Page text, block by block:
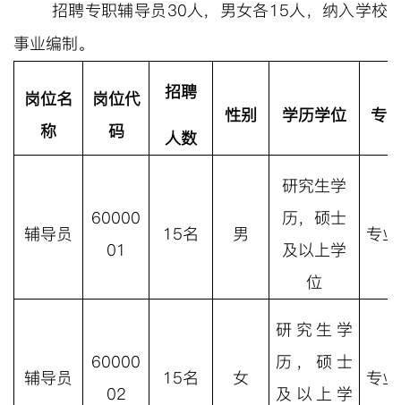
招聘专职辅导员 30人， 男女各15人，纳入学校
事业编制。
岗位名
称
岗位代
码
招聘
人数
性别 学历学位 专
辅导员
60000
01
15名 男
研究生学
历，硕士
及以上学
位
专
辅导员
60000
02
15名 女
研究生学
历，硕士
及以上学
专